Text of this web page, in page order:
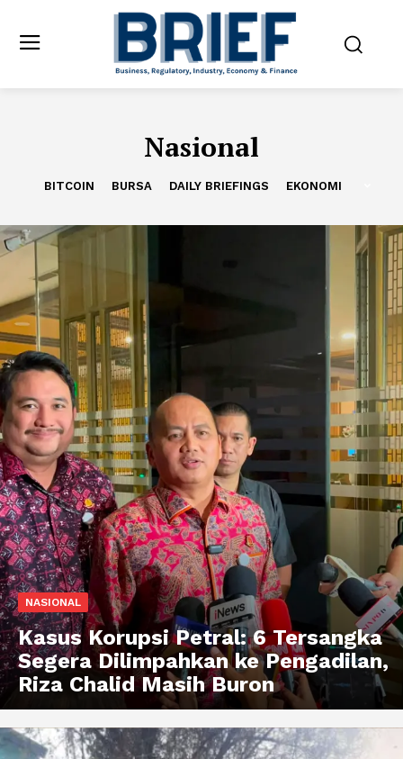
Nasional
BITCOIN BURSA DAILY BRIEFINGS EKONOMI
NASIONAL
Kasus Korupsi Petral: 6 Tersangka
Segera Dilimpahkan ke Pengadilan,
Riza Chalid Masih Buron